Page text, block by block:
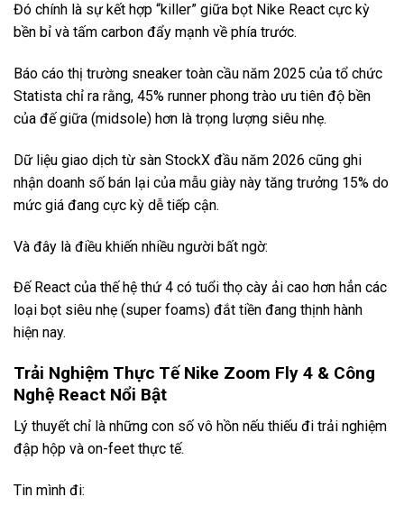
Đó chính là sự kết hợp “killer” giữa bọt Nike React cực kỳ
bền bỉ và tấm carbon đẩy mạnh về phía trước.
Báo cáo thị trường sneaker toàn cầu năm 2025 của tổ chức
Statista chỉ ra rằng, 45% runner phong trào ưu tiên độ bền
của đế giữa (midsole) hơn là trọng lượng siêu nhẹ.
Dữ liệu giao dịch từ sàn StockX đầu năm 2026 cũng ghi
nhận doanh số bán lại của mẫu giày này tăng trưởng 15% do
mức giá đang cực kỳ dễ tiếp cận.
Và đây là điều khiến nhiều người bất ngờ:
Đế React của thế hệ thứ 4 có tuổi thọ cày ải cao hơn hẳn các
loại bọt siêu nhẹ (super foams) đắt tiền đang thịnh hành
hiện nay.
Trải Nghiệm Thực Tế Nike Zoom Fly 4 & Công
Nghệ React Nổi Bật
Lý thuyết chỉ là những con số vô hồn nếu thiếu đi trải nghiệm
đập hộp và on-feet thực tế.
Tin mình đi: